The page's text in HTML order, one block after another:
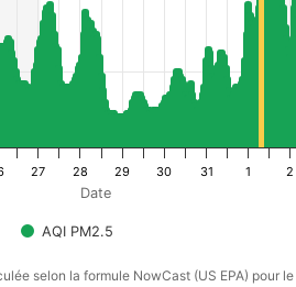
selon la formule NowCast (US EPA) pour
Date
AQI PM2.5
27 28 29 30 31 1 2